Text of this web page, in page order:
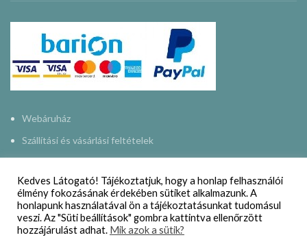
Webáruház
Szállítási és vásárlási feltételek
Impresszum
Kapcsolat
Kedves Látogató! Tájékoztatjuk, hogy a honlap felhasználói
élmény fokozásának érdekében sütiket alkalmazunk. A
honlapunk használatával ön a tájékoztatásunkat tudomásul
veszi. Az "Süti beállítások" gombra kattintva ellenőrzött
hozzájárulást adhat. Mik azok a sütik?